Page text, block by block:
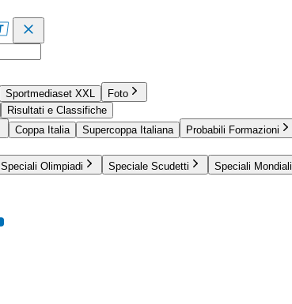
Sportmediaset XXL
Foto
Risultati e Classifiche
Coppa Italia Supercoppa Italiana Probabili Formazioni
Speciali Olimpiadi Speciale Scudetti Speciali Mondiali